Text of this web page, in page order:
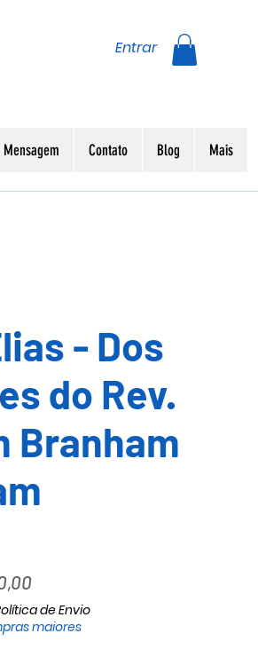
Entrar
Contato Blog Mais
- Dos
do Rev.
Branham
Preço
promocional
de Envio
maiores